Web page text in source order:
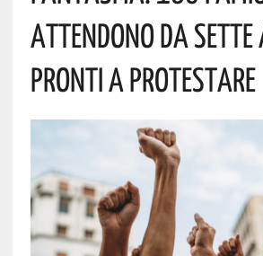
Attendono Da Sette
Pronti A Protestare